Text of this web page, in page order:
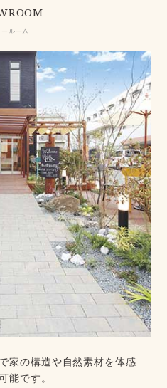
ルーム
家の構造や自然素材を体感
能です。